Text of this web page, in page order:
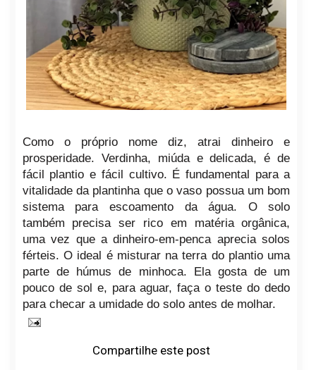
Como o próprio nome diz, atrai dinheiro e
prosperidade. Verdinha, miúda e delicada, é de
fácil plantio e fácil cultivo. É fundamental para a
vitalidade da plantinha que o vaso possua um bom
sistema para escoamento da água. O solo
também precisa ser rico em matéria orgânica,
uma vez que a dinheiro-em-penca aprecia solos
férteis. O ideal é misturar na terra do plantio uma
parte de húmus de minhoca. Ela gosta de um
pouco de sol e, para aguar, faça o teste do dedo
para checar a umidade do solo antes de molhar.
Compartilhe este post